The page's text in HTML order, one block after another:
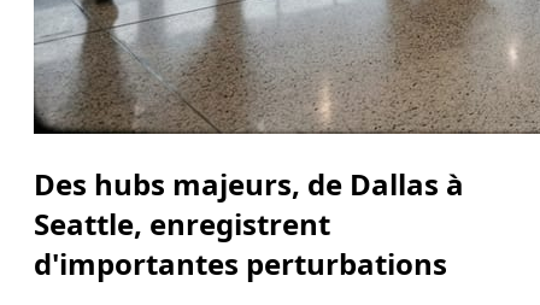
Des hubs majeurs, de Dallas à
Seattle, enregistrent
d'importantes perturbations